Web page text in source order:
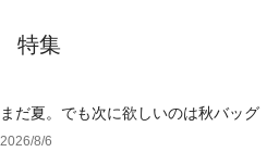
特集
まだ夏。でも次に欲しいのは秋バッグ
2026/8/6